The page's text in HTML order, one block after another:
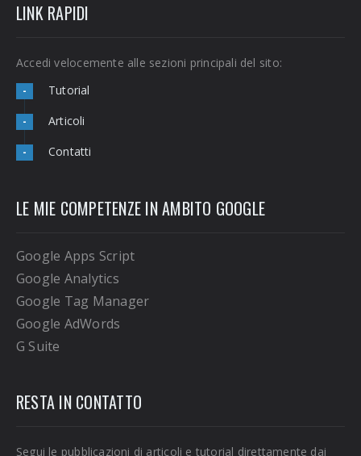
LINK RAPIDI
Accedi velocemente alle sezioni principali del sito:
- Tutorial
- Articoli
- Contatti
LE MIE COMPETENZE IN AMBITO GOOGLE
Google Apps Script
Google Analytics
Google Tag Manager
Google AdWords
G Suite
RESTA IN CONTATTO
Segui le pubblicazioni di articoli e tutorial direttamente dai